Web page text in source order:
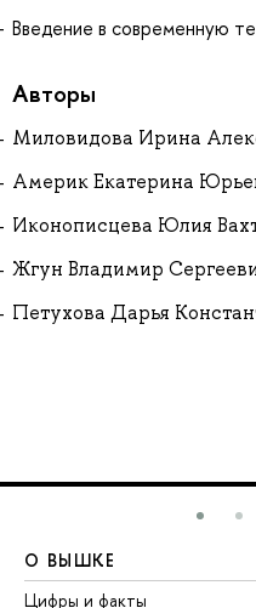
Введение в современную
Авторы
Миловидова Ирина
Америк Екатерина
Иконописцева Юлия
Жгун Владимир
Петухова Дарья
О ВЫШКЕ
Цифры и факты